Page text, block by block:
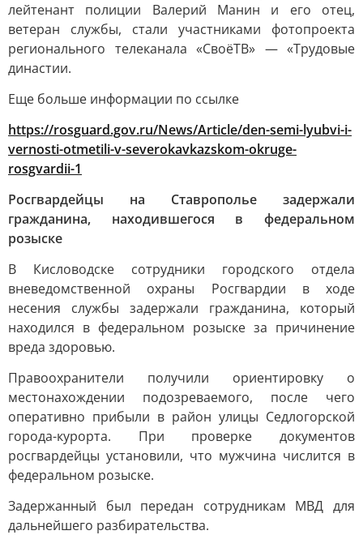
лейтенант полиции Валерий Манин и его отец,
ветеран службы, стали участниками фотопроекта
регионального телеканала «СвоёТВ» — «Трудовые
династии.
Еще больше информации по ссылке
https://rosguard.gov.ru/News/Article/den-semi-lyubvi-i-
vernosti-otmetili-v-severokavkazskom-okruge-
rosgvardii-1
Росгвардейцы на Ставрополье задержали
гражданина, находившегося в федеральном
розыске
В Кисловодске сотрудники городского отдела
вневедомственной охраны Росгвардии в ходе
несения службы задержали гражданина, который
находился в федеральном розыске за причинение
вреда здоровью.
Правоохранители получили ориентировку о
местонахождении подозреваемого, после чего
оперативно прибыли в район улицы Седлогорской
города-курорта. При проверке документов
росгвардейцы установили, что мужчина числится в
федеральном розыске.
Задержанный был передан сотрудникам МВД для
дальнейшего разбирательства.